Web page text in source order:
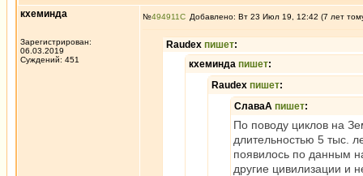
кхеминда
Зарегистрирован:
06.03.2019
Суждений: 451
№494911 Добавлено: Вт 23 Июл 19, 12:42 (7 лет
Raudex пишет:
кхеминда пишет:
Raudex пишет:
СлаваА пишет:
По поводу циклов на
длительностью 5 тыс.
появилось по данным
другие цивилизации и